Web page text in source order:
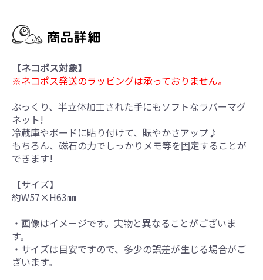
【ネコポス対象】
※ネコポス発送のラッピングは承っておりません。
ぷっくり、半立体加工された手にもソフトなラバーマグ
ネット!
冷蔵庫やボードに貼り付けて、賑やかさアップ♪
もちろん、磁石の力でしっかりメモ等を固定することが
できます!
【サイズ】
約W57×H63㎜
・画像はイメージです。実物と異なることがございま
す。
・サイズは目安ですので、多少の誤差が生じる場合がご
ざいます。